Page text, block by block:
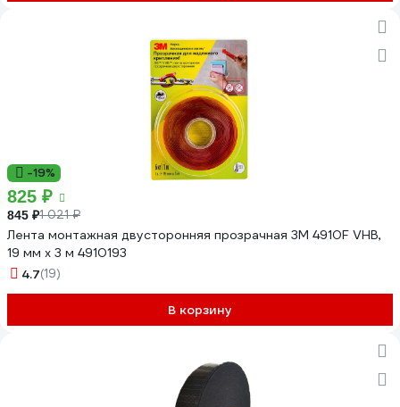
-19%
825 ₽
845 ₽1 021 ₽
Лента монтажная двусторонняя прозрачная 3М 4910F VHB,
19 мм х 3 м 4910193
4.7(19)
В корзину